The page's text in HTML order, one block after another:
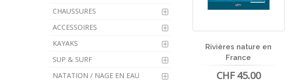
CHAUSSURES
ACCESSOIRES
KAYAKS
SUP & SURF
NATATION / NAGE EN EAU
Rivières nature en
France
CHF 45.00